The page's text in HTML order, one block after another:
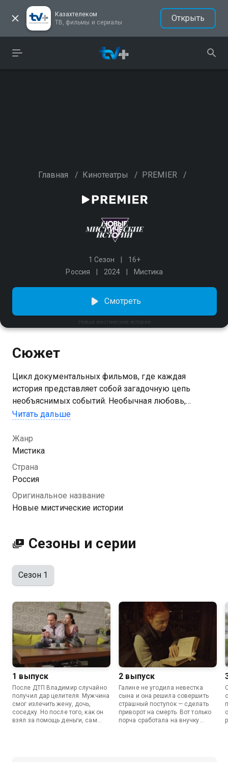
Казахтелеком
ТВ, фильмы и сериалы
Открыть
Главная / Кинотеатры / PREMIER /
1 Сезон
16+
Россия
2024 Мистика
Новые мистические истории
Смотреть
Сюжет
Цикл документальных фильмов, где каждая
история представляет собой загадочную цепь
необъяснимых событий. Необычная любовь,
пугающие сны, родовое проклятие — все это
Александр Рапопорт рассмотрит каждый
загадочный случай и поделится личными выводами
о происходящем.
Читать дальше
Жанр
Мистика
Страна
Россия
Оригинальное название
Новые мистические истории
Сезоны и серии
Сезон 1
1 выпуск
После ДТП Владимир случайно
получил дар целителя. Мужчина
смог излечить жену, дочь,
соседку. Но после того, как он
взял за помощь деньги, сам
2 выпуск
Галине не угодила невестка
сына и она решила совершить
страшный поступок — сделать
приворот на смерть. Вот только
порча сработала на внучку